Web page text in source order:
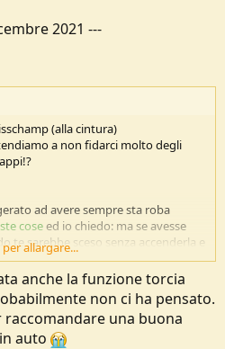
2021 ---
(alla cintura)
a non fidarci molto degli
ad avere sempre sta roba
coseed io chiedo: ma se avesse
te sarebbe sceso senza accenderla e
Finchè non ci si trova nella
tipo nastro isolante e tantoa altra
siano sempr econ me.
per allargare...
anche la funzione torcia
non ci ha pensato.
una buona
auto